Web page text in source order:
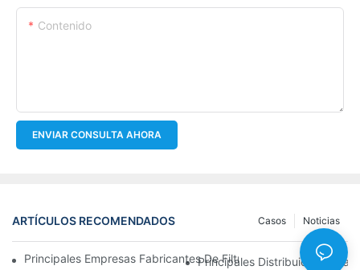
Contenido
ENVIAR CONSULTA AHORA
ARTÍCULOS RECOMENDADOS Noticias
Casos
Principales Empresas Fabricantes De Filtros De Aceite: Una
Principales Distribuidores